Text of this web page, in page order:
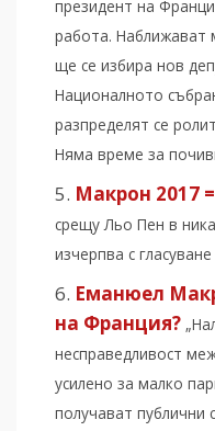
президент на
работа. Наближават
ще се избира нов
Националното
разпределят се
Няма време за
Макрон 2017
срещу Льо Пен в
изчерпва с
Еманюел
на Франция?
несправедливост
усилено за малко
получават публични